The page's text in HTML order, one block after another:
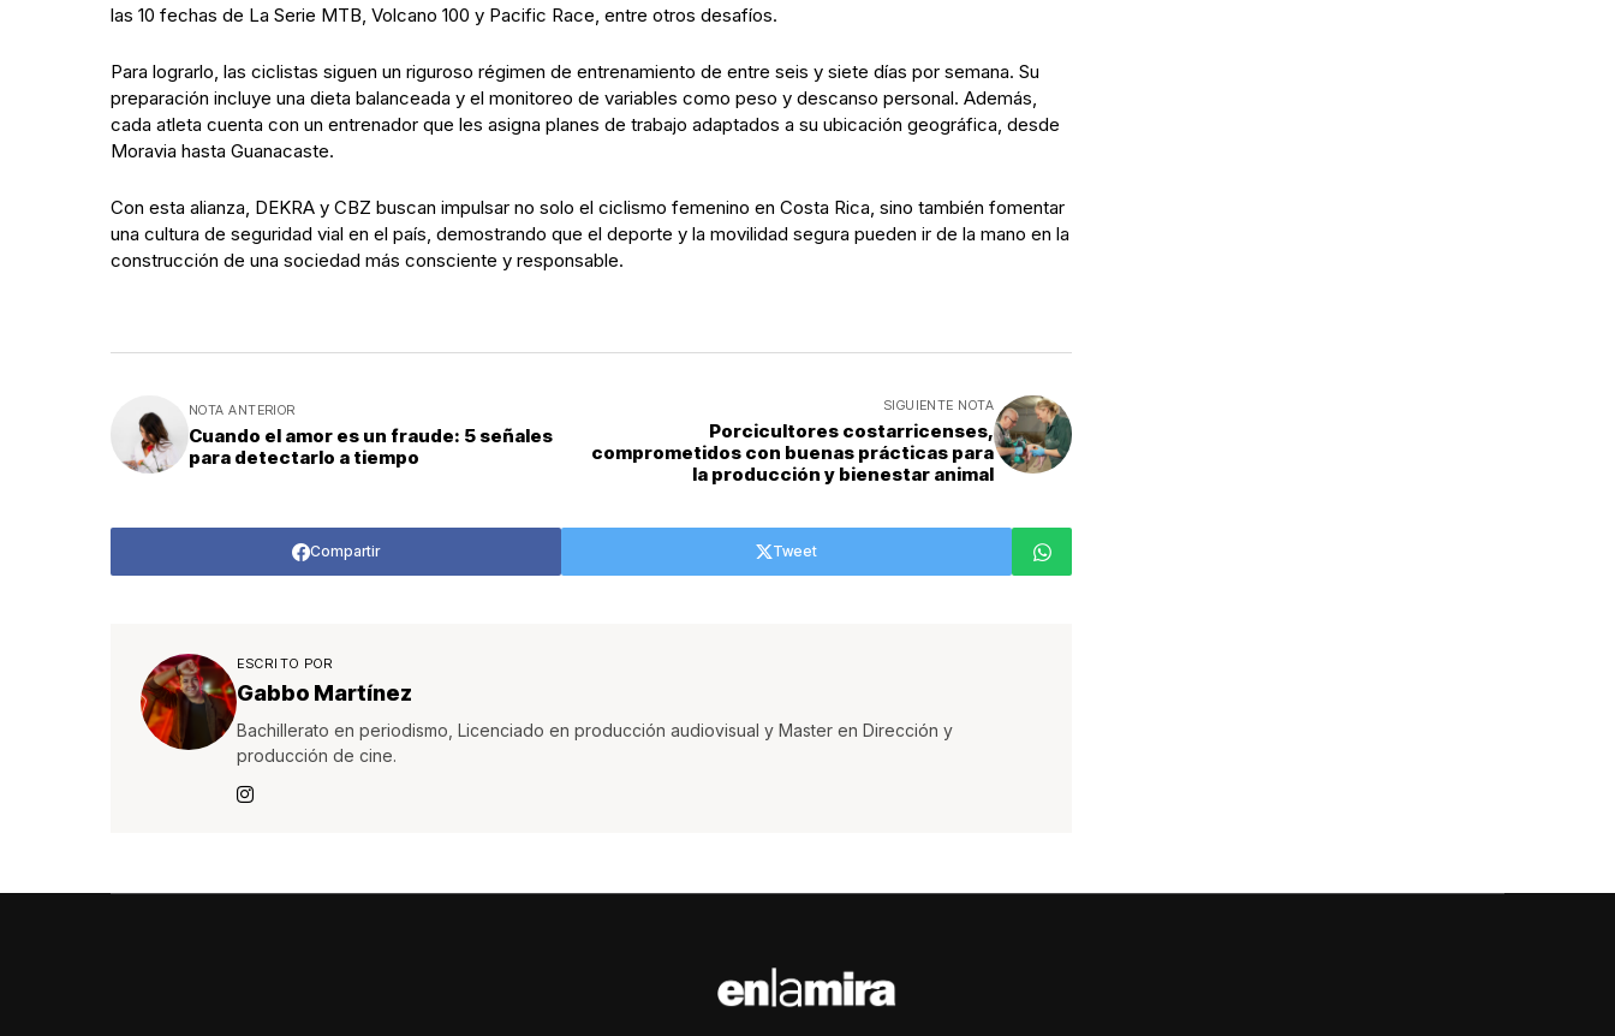
las 10 fechas de La Serie MTB, Volcano 100 y Pacific Race, entre otros desafíos.
Para lograrlo, las ciclistas siguen un riguroso régimen de entrenamiento de entre seis y siete días por semana. Su
preparación incluye una dieta balanceada y el monitoreo de variables como peso y descanso personal. Además,
cada atleta cuenta con un entrenador que les asigna planes de trabajo adaptados a su ubicación geográfica, desde
Moravia hasta Guanacaste.
Con esta alianza, DEKRA y CBZ buscan impulsar no solo el ciclismo femenino en Costa Rica, sino también fomentar
una cultura de seguridad vial en el país, demostrando que el deporte y la movilidad segura pueden ir de la mano en la
construcción de una sociedad más consciente y responsable.
NOTA ANTERIOR
Cuando el amor es un fraude: 5 señales
para detectarlo a tiempo
SIGUIENTE NOTA
Porcicultores costarricenses,
comprometidos con buenas prácticas para
la producción y bienestar animal
Compartir Tweet
ESCRITO POR
Gabbo Martínez
Bachillerato en periodismo, Licenciado en producción audiovisual y Master en Dirección y
producción de cine.